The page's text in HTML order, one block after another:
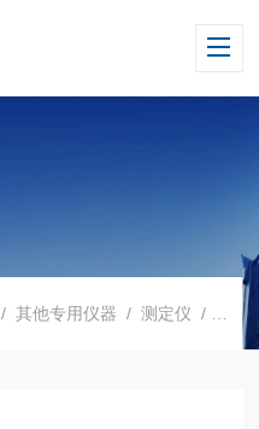
/其他专用仪器 /测定仪 / H15602存储式数字测振仪